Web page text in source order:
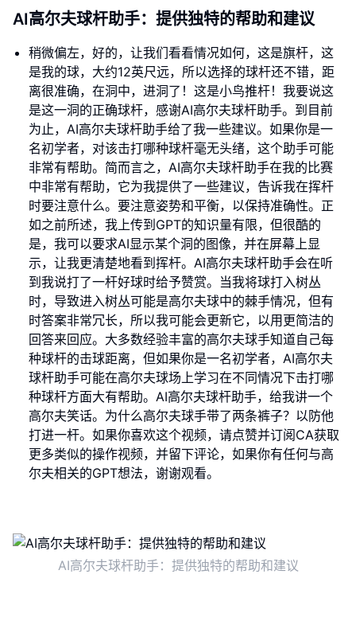
AI高尔夫球杆助手：提供独特的帮助和建议
稍微偏左，好的，让我们看看情况如何，这是旗杆，这
是我的球，大约12英尺远，所以选择的球杆还不错，距
离很准确，在洞中，进洞了！这是小鸟推杆！我要说这
是这一洞的正确球杆，感谢AI高尔夫球杆助手。到目前
为止，AI高尔夫球杆助手给了我一些建议。如果你是一
名初学者，对该击打哪种球杆毫无头绪，这个助手可能
非常有帮助。简而言之，AI高尔夫球杆助手在我的比赛
中非常有帮助，它为我提供了一些建议，告诉我在挥杆
时要注意什么。要注意姿势和平衡，以保持准确性。正
如之前所述，我上传到GPT的知识量有限，但很酷的
是，我可以要求AI显示某个洞的图像，并在屏幕上显
示，让我更清楚地看到挥杆。AI高尔夫球杆助手会在听
到我说打了一杆好球时给予赞赏。当我将球打入树丛
时，导致进入树丛可能是高尔夫球中的棘手情况，但有
时答案非常冗长，所以我可能会更新它，以用更简洁的
回答来回应。大多数经验丰富的高尔夫球手知道自己每
种球杆的击球距离，但如果你是一名初学者，AI高尔夫
球杆助手可能在高尔夫球场上学习在不同情况下击打哪
种球杆方面大有帮助。AI高尔夫球杆助手，给我讲一个
高尔夫笑话。为什么高尔夫球手带了两条裤子？以防他
打进一杆。如果你喜欢这个视频，请点赞并订阅CA获取
更多类似的操作视频，并留下评论，如果你有任何与高
尔夫相关的GPT想法，谢谢观看。
AI高尔夫球杆助手：提供独特的帮助和建议